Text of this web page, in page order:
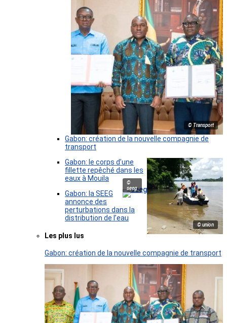
© Transport
Gabon: création de la nouvelle compagnie de
transport
© union
Gabon: le corps d’une
fillette repêché dans les
eaux à Mouila
©
seeg
Gabon: la SEEG
annonce des
perturbations dans la
distribution de l’eau
Les plus lus
Gabon: création de la nouvelle compagnie de transport